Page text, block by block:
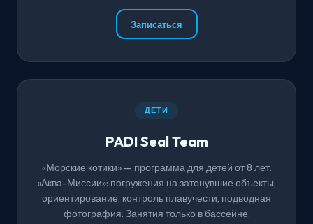
Записаться
ДЕТИ
PADI Seal Team
«Морские котики» — программа для детей от 8 лет.
«Аква-Миссии»: погружения на затонувшие объекты,
ориентирование, контроль плавучести, подводная
фотография. Занятия только в бассейне.